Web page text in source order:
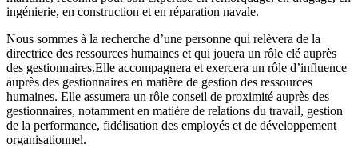
ingénierie, en construction et en réparation navale.
Nous sommes à la recherche d’une personne qui relèvera de la
directrice des ressources humaines et qui jouera un rôle clé auprès
des gestionnaires.Elle accompagnera et exercera un rôle d’influence
auprès des gestionnaires en matière de gestion des ressources
humaines. Elle assumera un rôle conseil de proximité auprès des
gestionnaires, notamment en matière de relations du travail, gestion
de la performance, fidélisation des employés et de développement
organisationnel.